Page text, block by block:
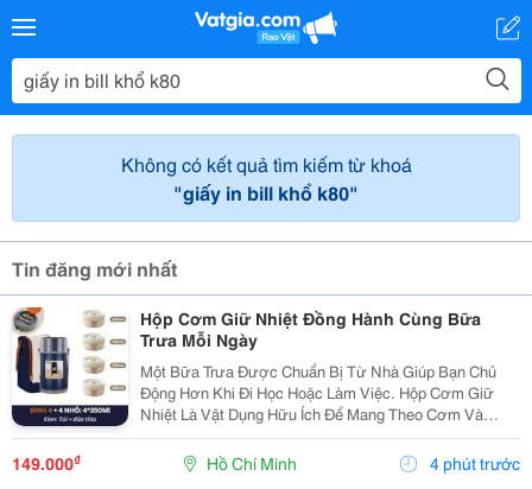
Không có kết quả tìm kiếm từ khoá
"giấy in bill khổ k80"
Tin đăng mới nhất
Hộp Cơm Giữ Nhiệt Đồng Hành Cùng Bữa
Trưa Mỗi Ngày
Một Bữa Trưa Được Chuẩn Bị Từ Nhà Giúp Bạn Chủ
Động Hơn Khi Đi Học Hoặc Làm Việc. Hộp Cơm Giữ
Nhiệt Là Vật Dụng Hữu Ích Để Mang Theo Cơm Và
Thức Ăn, Giúp Các Món Được Sắp Xếp Gọn Gàng Và
Thuận Tiện Khi Sử Dụng. Chọn Hộp Theo Thói Quen
Mang Cơm ...
149.000₫ Hồ Chí Minh 4 phút trước